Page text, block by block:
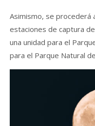
Asimismo, se procederá
estaciones de captura
una unidad para el
para el Parque Natural